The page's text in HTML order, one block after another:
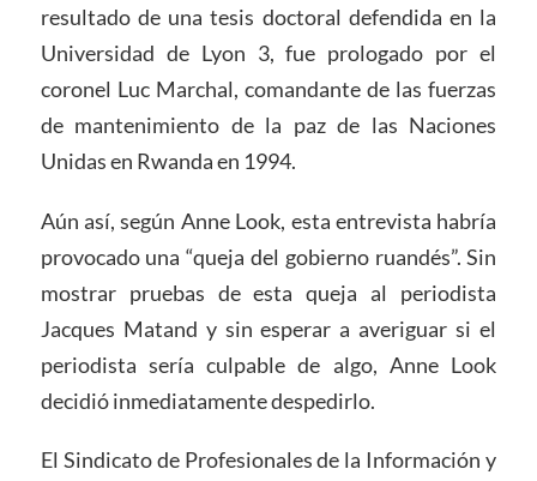
resultado de una tesis doctoral defendida en la
Universidad de Lyon 3, fue prologado por el
coronel Luc Marchal, comandante de las fuerzas
de mantenimiento de la paz de las Naciones
Unidas en Rwanda en 1994.
Aún así, según Anne Look, esta entrevista habría
provocado una “queja del gobierno ruandés”. Sin
mostrar pruebas de esta queja al periodista
Jacques Matand y sin esperar a averiguar si el
periodista sería culpable de algo, Anne Look
decidió inmediatamente despedirlo.
El Sindicato de Profesionales de la Información y